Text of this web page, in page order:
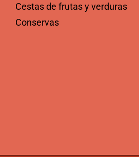
Cestas de frutas y verduras
Conservas